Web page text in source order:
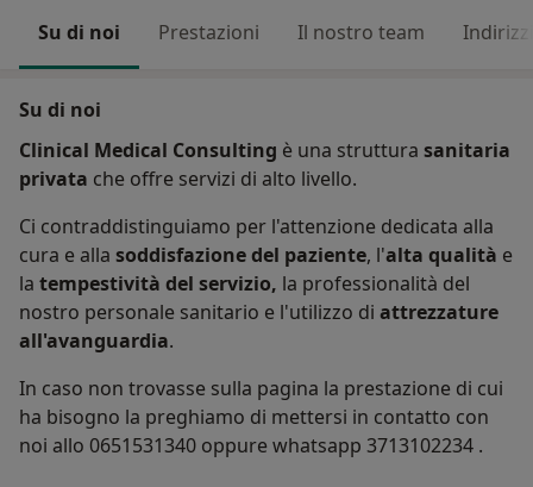
Su di noi Prestazioni Il nostro team Indirizzi
Su di noi
Clinical Medical Consulting è una struttura sanitaria
privata che offre servizi di alto livello.
Ci contraddistinguiamo per l'attenzione dedicata alla
cura e alla soddisfazione del paziente, l'alta qualità e
la tempestività del servizio, la professionalità del
nostro personale sanitario e l'utilizzo di attrezzature
all'avanguardia.
In caso non trovasse sulla pagina la prestazione di cui
ha bisogno la preghiamo di mettersi in contatto con
noi allo 0651531340 oppure whatsapp 3713102234 .